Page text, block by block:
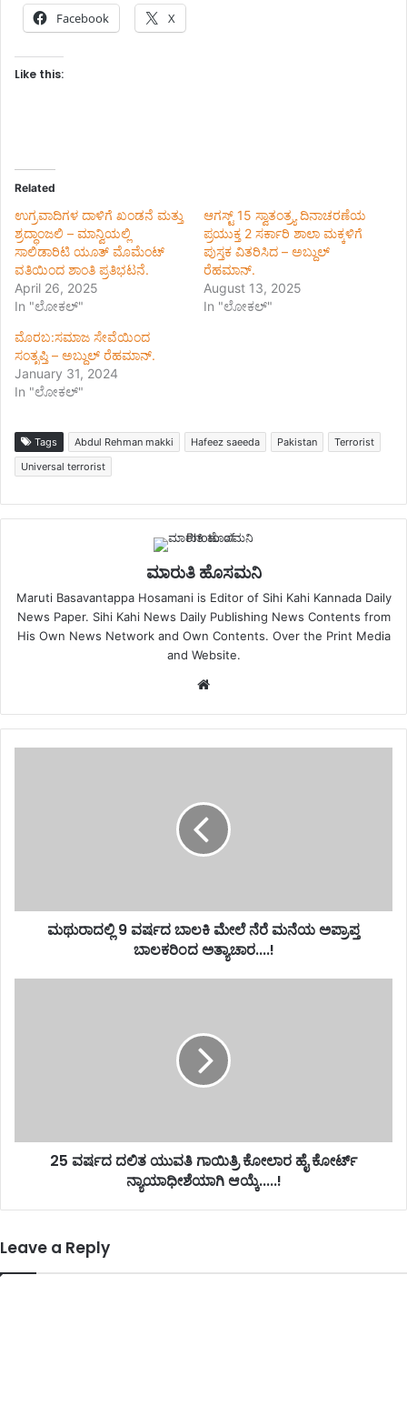
Facebook X
Like this:
Related
ಉಗ್ರವಾದಿಗಳ ದಾಳಿಗೆ ಖಂಡನೆ ಮತ್ತು
ಶ್ರದ್ಧಾಂಜಲಿ – ಮಾನ್ವಿಯಲ್ಲಿ
ಸಾಲಿಡಾರಿಟಿ ಯೂತ್ ಮೊಮೆಂಟ್
ವತಿಯಿಂದ ಶಾಂತಿ ಪ್ರತಿಭಟನೆ.
April 26, 2025
In "ಲೋಕಲ್"
ಆಗಸ್ಟ್ 15 ಸ್ವಾತಂತ್ರ್ಯ ದಿನಾಚರಣೆಯ
ಪ್ರಯುಕ್ತ 2 ಸರ್ಕಾರಿ ಶಾಲಾ ಮಕ್ಕಳಿಗೆ
ಪುಸ್ತಕ ವಿತರಿಸಿದ – ಅಬ್ದುಲ್
ರೆಹಮಾನ್.
August 13, 2025
In "ಲೋಕಲ್"
ಮೊರಬ:ಸಮಾಜ ಸೇವೆಯಿಂದ
ಸಂತೃಪ್ತಿ – ಅಬ್ದುಲ್ ರೆಹಮಾನ್.
January 31, 2024
In "ಲೋಕಲ್"
Tags Abdul Rehman makki Hafeez saeeda Pakistan
Terrorist
Universal terrorist
ಮಾರುತಿ ಹೊಸಮನಿ
Maruti Basavantappa Hosamani is Editor of Sihi Kahi Kannada Daily
News Paper. Sihi Kahi News Daily Publishing News Contents from
His Own News Network and Own Contents. Over the Print Media
and Website.
Website
ಮಥುರಾದಲ್ಲಿ 9 ವರ್ಷದ ಬಾಲಕಿ ಮೇಲೆ ನೆರೆ ಮನೆಯ ಅಪ್ರಾಪ್ತ
ಬಾಲಕರಿಂದ ಅತ್ಯಾಚಾರ....!
25 ವರ್ಷದ ದಲಿತ ಯುವತಿ ಗಾಯಿತ್ರಿ ಕೋಲಾರ ಹೈ ಕೋರ್ಟ್
ನ್ಯಾಯಾಧೀಶೆಯಾಗಿ ಆಯ್ಕೆ.....!
Leave a Reply